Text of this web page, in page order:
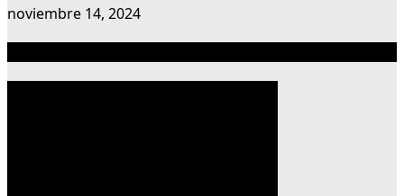
noviembre 14, 2024